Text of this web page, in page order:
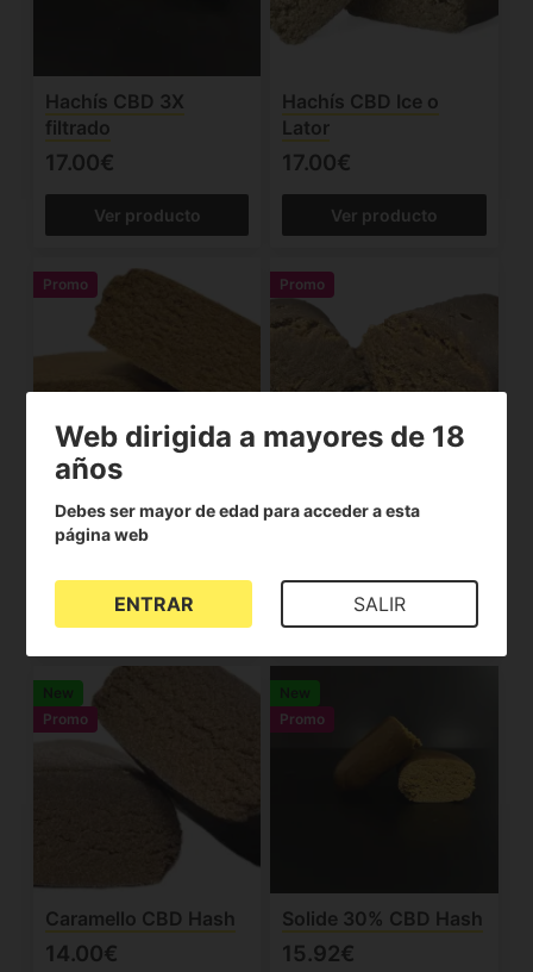
Hachís CBD 3X
filtrado
17.00€
Ver producto
Hachís CBD Ice o
Lator
17.00€
Ver producto
Promo
Hachís CBD Triple 0
Ver producto
Promo
Hachís CBD Black
Ver producto
New
Promo
Caramello CBD Hash
14.00€
New
Promo
Solide 30% CBD Hash
15.92€
Web dirigida a mayores de 18
años
Debes ser mayor de edad para acceder a esta
página web
ENTRAR SALIR